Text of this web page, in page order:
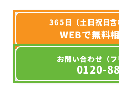
365日（土日祝日
WEBで無料
お問い合わせ（フ
0120-